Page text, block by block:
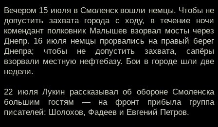
Вечером 15 июля в Смоленск вошли немцы. Чтобы не
допустить захвата города с ходу, в течение ночи
комендант полковник Малышев взорвал мосты через
Днепр. 16 июля немцы прорвались на правый берег
Днепра; чтобы не допустить захвата, сапёры
взорвали местную нефтебазу. Бои в городе шли две
недели.
22 июля Лукин рассказывал об обороне Смоленска
большим гостям — на фронт прибыла группа
писателей: Шолохов, Фадеев и Евгений Петров.